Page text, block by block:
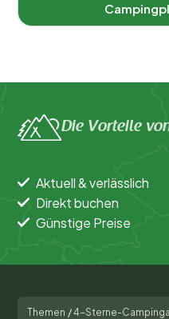
Unterkunftstyp
Schwimmen
Allgemein
Die Vorteile
Aktuell & verlässlich
Direkt buchen
Günstige Preise
Themen /4-Sterne-